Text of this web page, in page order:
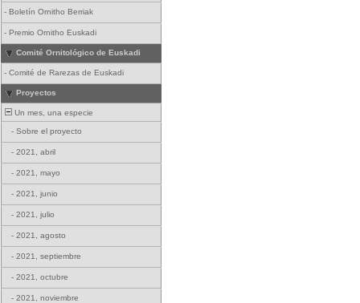
- Boletín Ornitho Berriak
- Premio Ornitho Euskadi
Comité Ornitológico de Euskadi
- Comité de Rarezas de Euskadi
Proyectos
Un mes, una especie
- Sobre el proyecto
- 2021, abril
- 2021, mayo
- 2021, junio
- 2021, julio
- 2021, agosto
- 2021, septiembre
- 2021, octubre
- 2021, noviembre